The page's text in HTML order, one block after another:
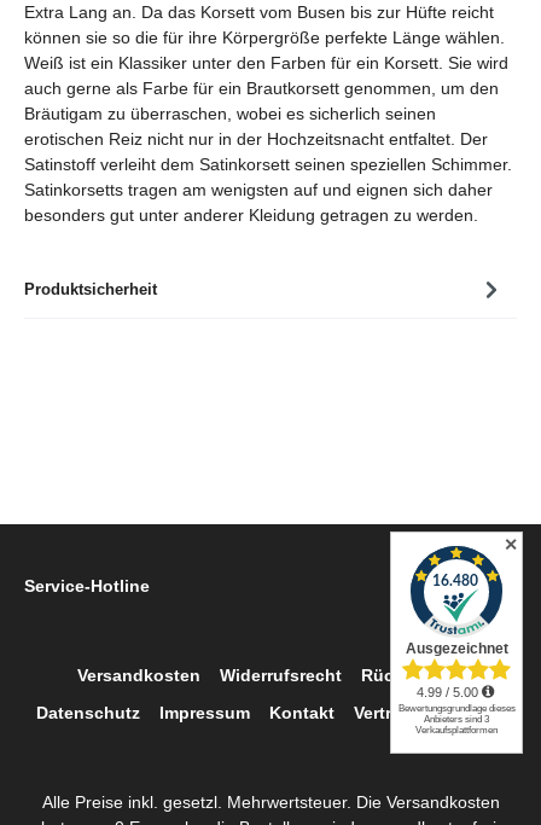
Produktsicherheit
Extra Lang an. Da das Korsett vom Busen bis zur Hüfte reicht
können sie so die für ihre Körpergröße perfekte Länge wählen.
Weiß ist ein Klassiker unter den Farben für ein Korsett. Sie wird
auch gerne als Farbe für ein Brautkorsett genommen, um den
Bräutigam zu überraschen, wobei es sicherlich seinen
erotischen Reiz nicht nur in der Hochzeitsnacht entfaltet. Der
Satinstoff verleiht dem Satinkorsett seinen speziellen Schimmer.
Satinkorsetts tragen am wenigsten auf und eignen sich daher
besonders gut unter anderer Kleidung getragen zu werden.
Service-Hotline
Versandkosten Widerrufsrecht
Rückgabe
Datenschutz
Impressum Kontakt Vertrag widerrufen
Alle Preise inkl. gesetzl. Mehrwertsteuer. Die Versandkosten
✕